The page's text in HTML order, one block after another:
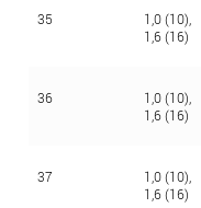
35
1,0 (10),
1,6 (16)
36
1,0 (10),
1,6 (16)
37
1,0 (10),
1,6 (16)